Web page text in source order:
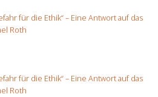
für die Ethik“ – Eine Antwort auf das
Roth
für die Ethik“ – Eine Antwort auf das
Roth